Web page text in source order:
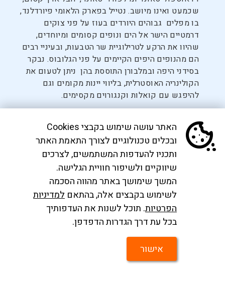
שכמעט ואינו מיושב. נטייל בפארק הלאומי פיורדלנד,
בו מפלים גבוהים היורדים בעוז על פני צוקים
דרמטיים הישר אל הים ונופים קסומים ומיוחדים,
שהיוו את הרקע לטרילוגיית שר הטבעות, ובעיניי רבים
הם מהנופים היפים הקיימים על פני הגלובוס. נבקר
בסידני היפה ובמלבורן התוססת בהן ניתן לטעום את
הקולינריה האוסטרלית, בליווי יינות מקומים וגם
להיפגש עם קואלות וקנגורוים מקסימים.
הרשמו לניוזלטר שלנו
חבילות נופש משתלמות ודילים הכי שווים לפני כולם
מדיניות הפרטיות
האתר עושה שימוש בקבצי Cookies
ובכלים טכנולוגיים לצורך התאמת האתר
ותכניו להעדפות המשתמשים, לצרכים
שיווקיים ולשיפור חוויית הגלישה.
המשך שימושך באתר מהווה הסכמה
לשימוש בקבצים אלה, בהתאם למדיניות
הפרטיות. תוכל לשנות את העדפותיך
בכל עת דרך הגדרות הדפדפן.
אישור